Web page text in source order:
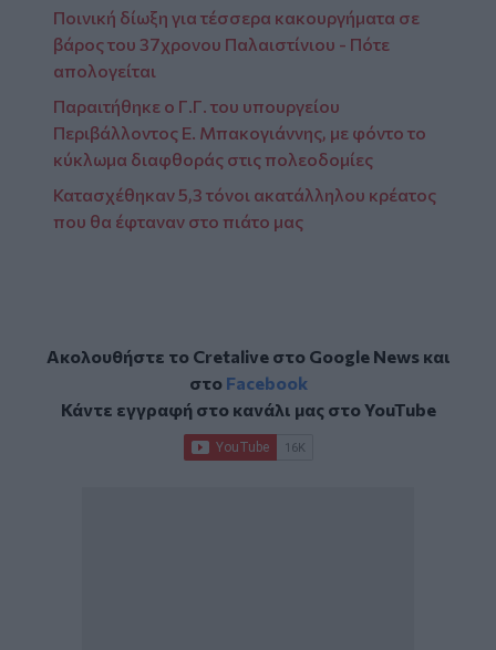
Ποινική δίωξη για τέσσερα κακουργήματα σε
βάρος του 37χρονου Παλαιστίνιου - Πότε
απολογείται
Παραιτήθηκε ο Γ.Γ. του υπουργείου
Περιβάλλοντος Ε. Μπακογιάννης, με φόντο το
κύκλωμα διαφθοράς στις πολεοδομίες
Κατασχέθηκαν 5,3 τόνοι ακατάλληλου κρέατος
που θα έφταναν στο πιάτο μας
Ακολουθήστε το Cretalive στο Google Newsκαι
στο Facebook
Κάντε εγγραφή στο κανάλι μας στοYouTube